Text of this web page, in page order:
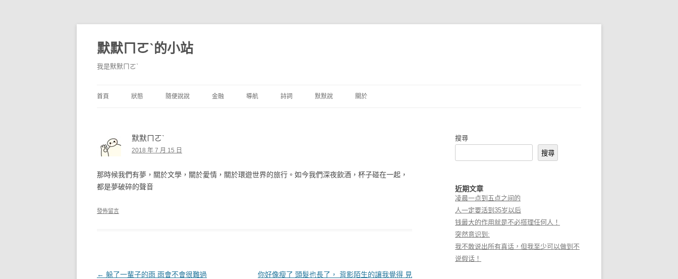
默默ㄇㄛˋ的小站
我是默默ㄇㄛˋ
首頁 狀態
獨白
隨便說說 金融
境外銀行
導航 詩詞 默默說 關於
默默ㄇㄛˋ
2018 年 7 月 15 日
那時候我們有夢，關於文學，關於愛情，關於環遊世界的旅行。如今我們深夜飲酒，杯子碰在一起，
都是夢破碎的聲音
發佈留言
文章導覽
← 躲了一輩子的雨 雨會不會很難過
你好像瘦了 頭髮也長了， 背影陌生的讓我覺得 見
搜尋
搜尋
近期文章
凌晨一点到五点之间的
人一定要活到35岁以后
钱最大的作用就是不必搭理任何人！
突然意识到:
我不敢说出所有真话，但我至少可以做到不
说假话！